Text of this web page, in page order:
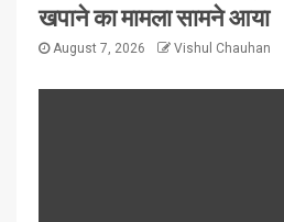
खपाने का मामला सामने आया
August 7, 2026 Vishul Chauhan